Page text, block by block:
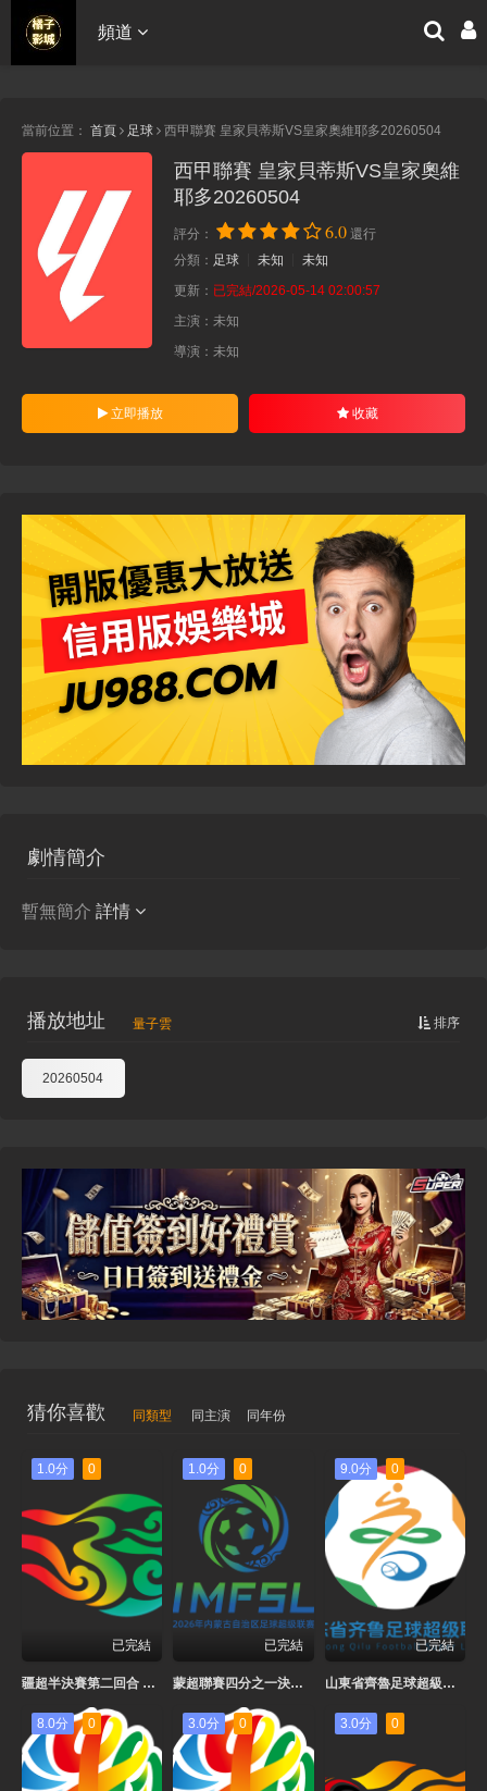
頻道
當前位置： 首頁 足球 西甲聯賽 皇家貝蒂斯VS皇家奧維耶多20260504
西甲聯賽 皇家貝蒂斯VS皇家奧維
耶多20260504
評分： 6.0 還行
分類： 足球 未知
未知
更新： 已完結/2026-05-14 02:00:57
主演： 未知
導演： 未知
立即播放 收藏
劇情簡介
暫無簡介 詳情
排序
播放地址 量子雲
20260504
猜你喜歡 同類型 同主演 同年份
1.0分 0
已完結
疆超半決賽第二回合 伊犁隊VS阿勒泰隊20260802
1.0分 0
已完結
蒙超聯賽四分之一決賽 第一回合 呼和浩特隊VS通遼隊20260802
9.0分 0
已完結
山東省齊魯足球超級聯賽 濟南隊VS威海文旅集團隊20260802
8.0分 0 3.0分 0 3.0分 0